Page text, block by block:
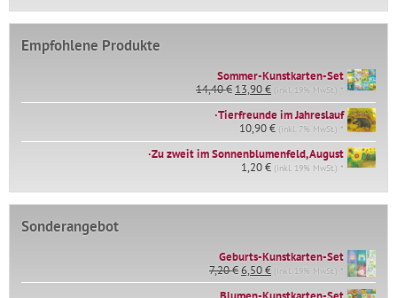
Empfohlene Produkte
Sommer-Kunstkarten-Set
14,40€ Ursprünglicher
Preis
war:
14,40 €
13,90€Aktueller
Preis
ist:
13,90 €.
(inkl. 19% MwSt.) *
∙Tierfreunde im Jahreslauf
10,90€ (inkl. 7% MwSt.) *
∙Zu zweit im Sonnenblumenfeld, August
1,20€ (inkl. 19% MwSt.) *
Sonderangebot
Geburts-Kunstkarten-Set
7,20€Ursprünglicher
Preis
6,50€Aktueller
Preis
(inkl. 19% MwSt.) *